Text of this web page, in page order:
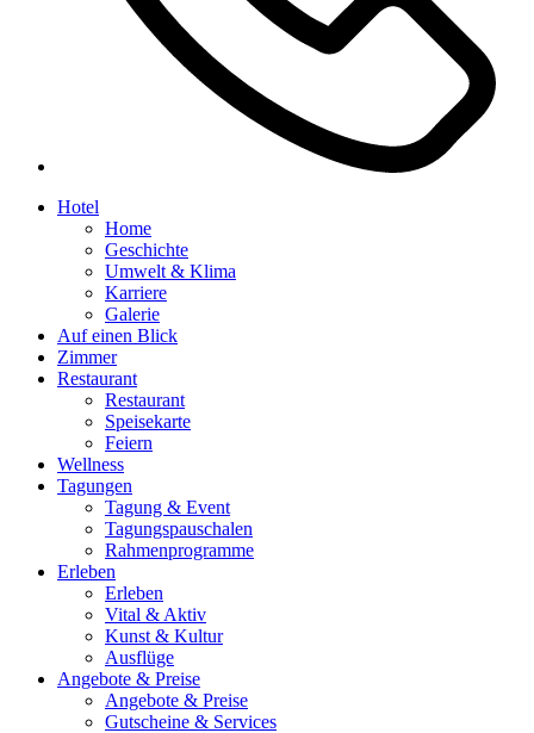
Hotel
Home
Geschichte
Umwelt & Klima
Karriere
Galerie
Auf einen Blick
Zimmer
Restaurant
Restaurant
Speisekarte
Feiern
Wellness
Tagungen
Tagung & Event
Tagungspauschalen
Rahmenprogramme
Erleben
Erleben
Vital & Aktiv
Kunst & Kultur
Ausflüge
Angebote & Preise
Angebote & Preise
Gutscheine & Services